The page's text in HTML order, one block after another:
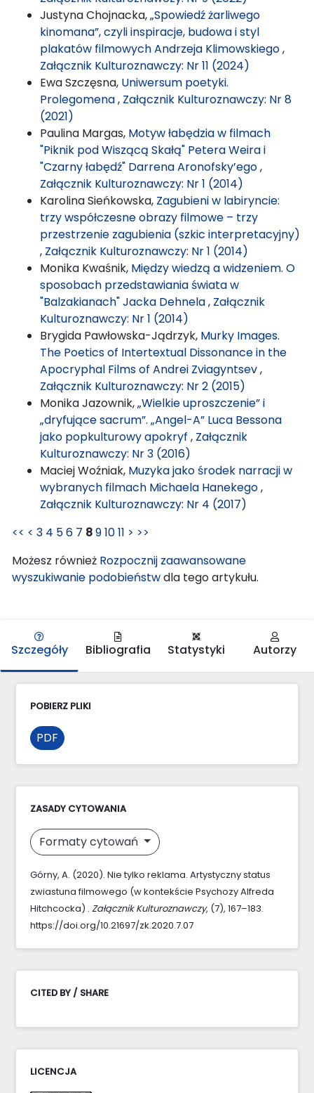
Justyna Chojnacka,„Spowiedź żarliwego
kinomana”, czyli inspiracje, budowa i styl
plakatów filmowych Andrzeja Klimowskiego,
Załącznik Kulturoznawczy: Nr 11 (2024)
Ewa Szczęsna, Uniwersum poetyki.
Prolegomena, Załącznik Kulturoznawczy: Nr 8
(2021)
Paulina Margas, Motyw łabędzia w filmach
"Piknik pod Wiszącą Skałą" Petera Weira i
"Czarny łabędź" Darrena Aronofsky’ego,
Załącznik Kulturoznawczy: Nr 1 (2014)
Karolina Sieńkowska, Zagubieni w labiryncie:
trzy współczesne obrazy filmowe – trzy
przestrzenie zagubienia (szkic interpretacyjny)
, Załącznik Kulturoznawczy: Nr 1 (2014)
Monika Kwaśnik, Między wiedzą a widzeniem. O
sposobach przedstawiania świata w
"Balzakianach" Jacka Dehnela, Załącznik
Kulturoznawczy: Nr 1 (2014)
Brygida Pawłowska-Jądrzyk, Murky Images.
The Poetics of Intertextual Dissonance in the
Apocryphal Films of Andrei Zviagyntsev,
Załącznik Kulturoznawczy: Nr 2 (2015)
Monika Jazownik,„Wielkie uproszczenie” i
„dryfujące sacrum”. „Angel-A” Luca Bessona
jako popkulturowy apokryf , Załącznik
Kulturoznawczy: Nr 3 (2016)
Maciej Woźniak, Muzyka jako środek narracji w
wybranych filmach Michaela Hanekego,
Załącznik Kulturoznawczy: Nr 4 (2017)
<< < 3 4 56 7 891011 > >>
Możesz również Rozpocznij zaawansowane
wyszukiwanie podobieństwdla tego artykułu.
Szczegóły Bibliografia Statystyki Autorzy
POBIERZ PLIKI
PDF
ZASADY CYTOWANIA
Formaty cytowań
Górny, A. (2020). Nie tylko reklama. Artystyczny status
zwiastuna filmowego (w kontekście Psychozy Alfreda
Hitchcocka) . Załącznik Kulturoznawczy, (7), 167–183.
https://doi.org/10.21697/zk.2020.7.07
CITED BY / SHARE
LICENCJA